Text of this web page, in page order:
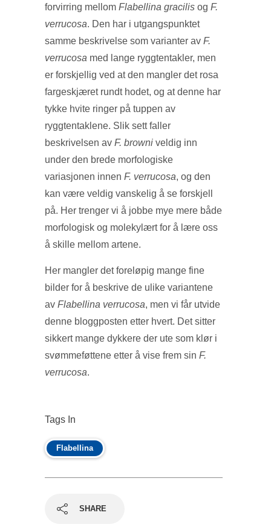
forvirring mellom Flabellina gracilis og F.
verrucosa. Den har i utgangspunktet
samme beskrivelse som varianter av F.
verrucosa med lange ryggtentakler, men
er forskjellig ved at den mangler det rosa
fargeskjæret rundt hodet, og at denne har
tykke hvite ringer på tuppen av
ryggtentaklene. Slik sett faller
beskrivelsen av F. browni veldig inn
under den brede morfologiske
variasjonen innen F. verrucosa, og den
kan være veldig vanskelig å se forskjell
på. Her trenger vi å jobbe mye mere både
morfologisk og molekylært for å lære oss
å skille mellom artene.
Her mangler det foreløpig mange fine
bilder for å beskrive de ulike variantene
av Flabellina verrucosa, men vi får utvide
denne bloggposten etter hvert. Det sitter
sikkert mange dykkere der ute som klør i
svømmeføttene etter å vise frem sin F.
verrucosa.
Tags In
Flabellina
SHARE